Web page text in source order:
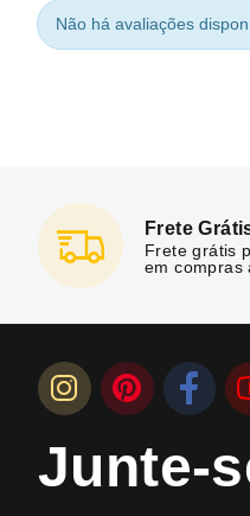
Não há avaliações
Frete
Frete grátis
em compras
Junte-